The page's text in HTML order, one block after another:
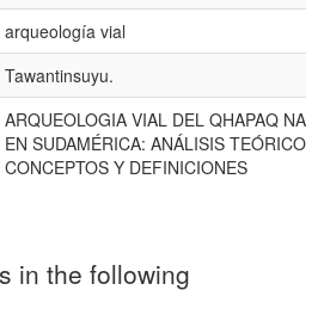
arqueología vial
Tawantinsuyu.
ARQUEOLOGIA VIAL DEL QHAPAQ NAN
EN SUDAMÉRICA: ANÁLISIS TEÓRICO,
CONCEPTOS Y DEFINICIONES
in the following